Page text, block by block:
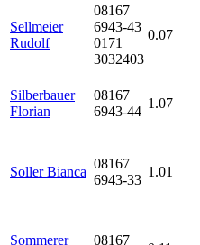
Sellmeier
Rudolf
08167
6943-43
0171
3032403
0.07
Silberbauer
Florian
08167
6943-44
1.07
Soller Bianca
08167
6943-33
1.01
Sommerer
08167